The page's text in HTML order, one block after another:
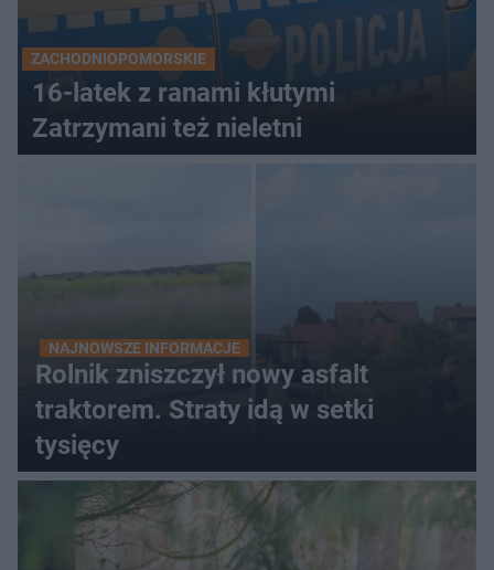
ZACHODNIOPOMORSKIE
16-latek z ranami kłutymi
Zatrzymani też nieletni
NAJNOWSZE INFORMACJE
Rolnik zniszczył nowy asfalt
traktorem. Straty idą w setki
tysięcy